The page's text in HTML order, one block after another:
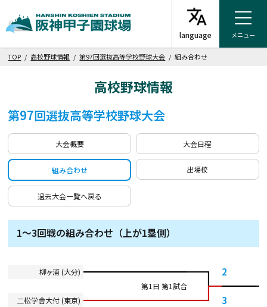
メニュー
TOP /高校野球情報 /第97回選抜高等学校野球大会 / 組み合わせ
高校野球情報
第97回選抜高等学校野球大会
大会概要 大会日程
組み合わせ 出場校
過去大会一覧へ戻る
1～3回戦の組み合わせ（上が1塁側）
柳ヶ浦 (大分) 2
第1日 第1試合
二松学舎大付 (東京)
3